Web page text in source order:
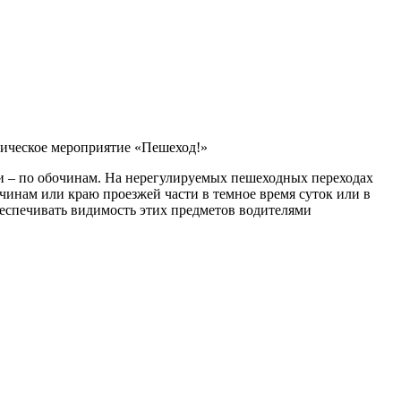
мероприятие «Пешеход!»
по обочинам. На нерегулируемых пешеходных переходах
или краю проезжей части в темное время суток или в
видимость этих предметов водителями